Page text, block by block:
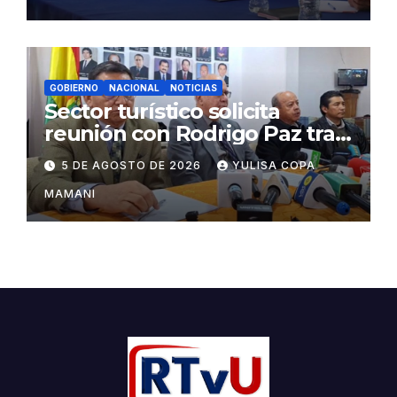
GOBIERNO NACIONAL NOTICIAS
Sector turístico solicita
reunión con Rodrigo Paz tras
cambios en la administración
del turismo
5 DE AGOSTO DE 2026 YULISA COPA
MAMANI